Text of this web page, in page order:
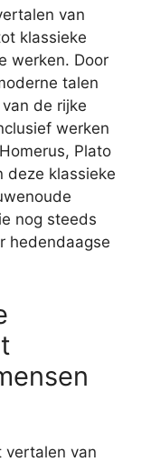
van
klassieke
werken. Door
talen
de rijke
werken
Plato
deze klassieke
nog steeds
hedendaagse
vertalen van